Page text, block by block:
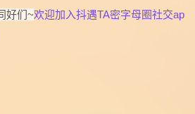
好们~欢迎加入抖遇TA密字母圈社交ap